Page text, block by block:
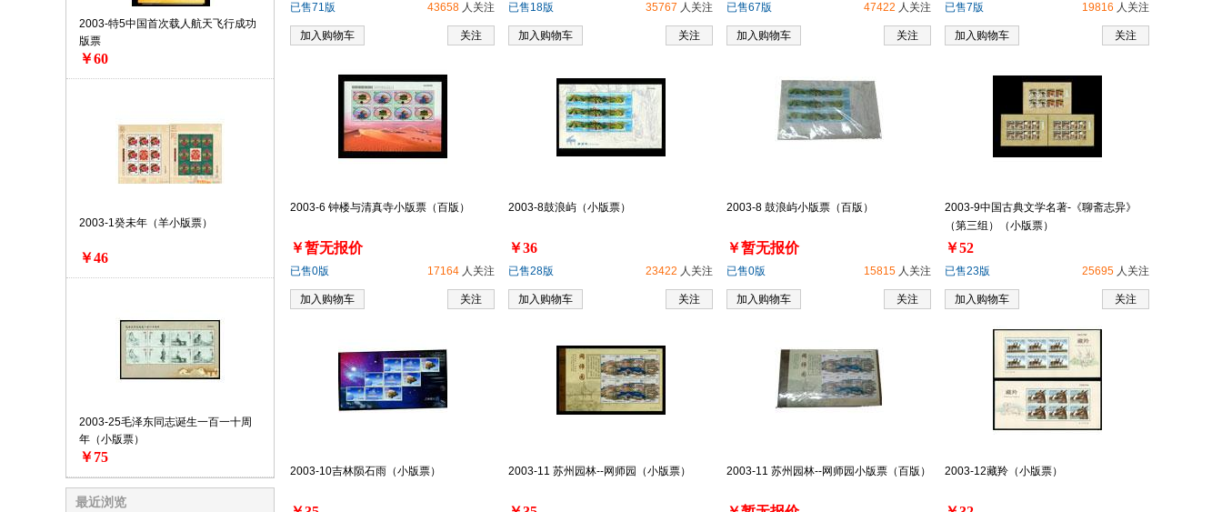
2003-特5中国首次载人航天飞行成功
版票
￥60
2003-1癸未年（羊小版票）
￥46
2003-25毛泽东同志诞生一百一十周
年（小版票）
￥75
最近浏览
43658 人关注
已售71版
关注
加入购物车
35767 人关注
已售18版
关注
加入购物车
47422 人关注
已售67版
关注
加入购物车
19816 人关注
已售7版
关注
加入购物车
2003-6 钟楼与清真寺小版票（百版）
￥暂无报价
17164 人关注
已售0版
关注
加入购物车
2003-8鼓浪屿（小版票）
￥36
23422 人关注
已售28版
关注
加入购物车
2003-8 鼓浪屿小版票（百版）
￥暂无报价
15815 人关注
已售0版
关注
加入购物车
2003-9中国古典文学名著-《聊斋志异》
（第三组）（小版票）
￥52
25695 人关注
已售23版
关注
加入购物车
2003-10吉林陨石雨（小版票） 2003-11 苏州园林--网师园（小版票） 2003-11 苏州园林--网师园小版票（百版） 2003-12藏羚（小版票）